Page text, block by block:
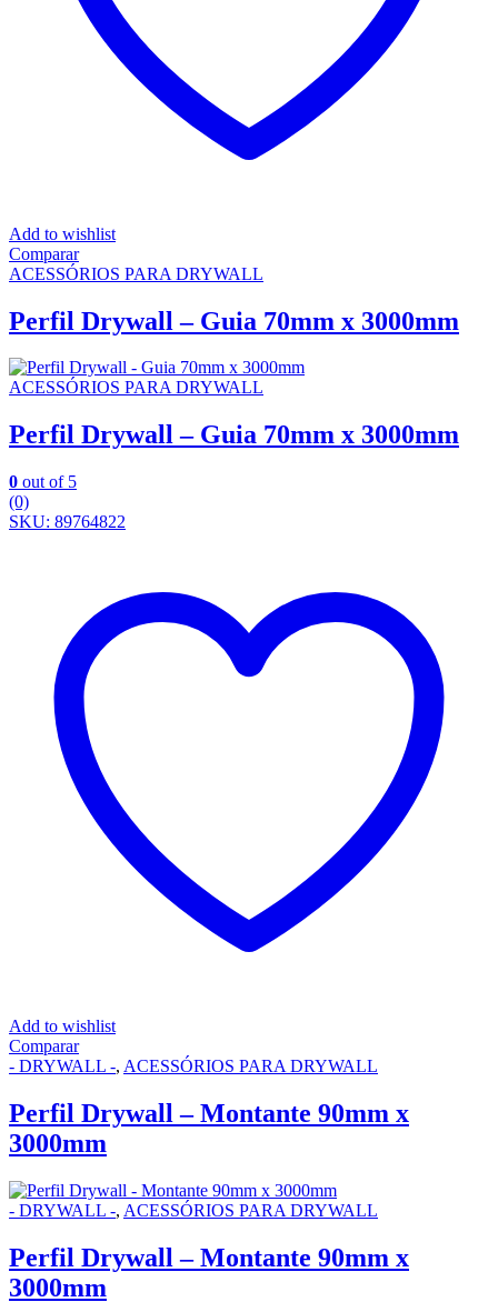
Add to wishlist
Comparar
ACESSÓRIOS PARA DRYWALL
Perfil Drywall – Guia 70mm x 3000mm
ACESSÓRIOS PARA DRYWALL
Perfil Drywall – Guia 70mm x 3000mm
0 out of 5
(0)
SKU: 89764822
Add to wishlist
Comparar
- DRYWALL -, ACESSÓRIOS PARA DRYWALL
Perfil Drywall – Montante 90mm x
3000mm
- DRYWALL -, ACESSÓRIOS PARA DRYWALL
Perfil Drywall – Montante 90mm x
3000mm